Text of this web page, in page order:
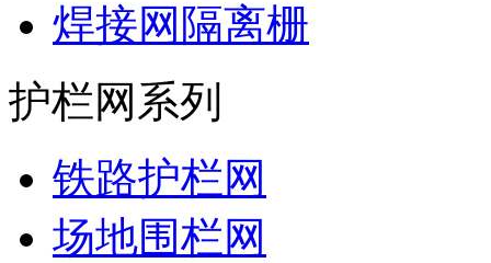
焊接网隔离栅
护栏网系列
铁路护栏网
场地围栏网